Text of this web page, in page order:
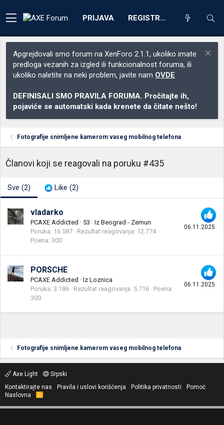
PRIJAVA REGISTRACIJA
Apgrejdovali smo forum na XenForo 2.1.1, ukoliko imate
predloga vezanih za izgled ili funkcionalnost foruma, ili
ukoliko naletite na neki problem, javite nam OVDE
DEFINISALI SMO PRAVILA FORUMA. Pročitajte ih,
pojaviće se automatski kada krenete da čitate nešto!
Fotografije snimljene kamerom vaseg mobilnog telefona
Članovi koji se reagovali na poruku #435
Sve (2) Like (2)
06.11.2025.
vladarko
PCAXE Addicted · 53 · Iz Beograd - Zemun
Poruka 16.587 Rezultat reagovanja 12.774
Poena 300
06.11.2025.
PORSCHE
PCAXE Addicted · Iz Loznica
Poruka 3.186 Rezultat reagovanja 5.716
Poena
300
Fotografije snimljene kamerom vaseg mobilnog telefona
Axe Light
Srpski
Kontaktirajte nas
Pravila i uslovi korišćenja Politika privatnosti
Pomoć
Naslovna
R
S